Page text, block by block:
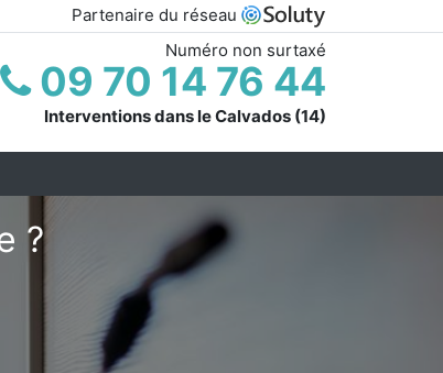
Partenaire du réseau
Numéro non surtaxé
09 70 14 76 44
Interventions dans le Calvados (14)
?